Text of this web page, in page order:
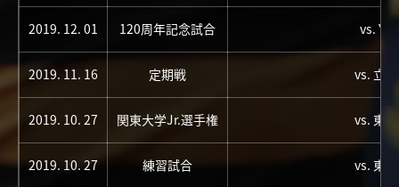
2019. 12. 01 120周年記念試合 vs.
2019. 11. 16 定期戦 vs. 立
2019. 10. 27 関東大学Jr.選手権 vs. 東
2019. 10. 27 練習試合 vs. 東